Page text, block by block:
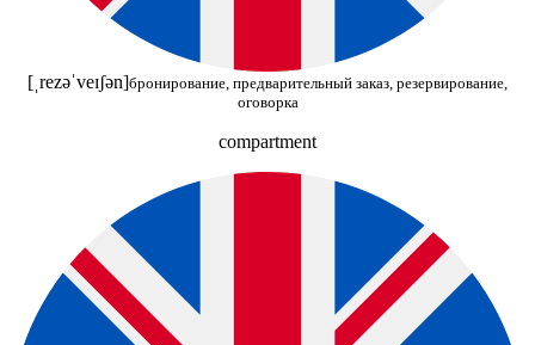
[ˌrezəˈveɪʃən]бронирование, предварительный заказ, резервирование,
оговорка
compartment